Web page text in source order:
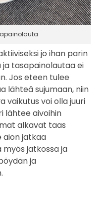
jo ihan parin
ja tasapainolautaa ei
Jos eteen tulee
lähteä sujumaan, niin
vaikutus voi olla juuri
lähtee aivoihin
alkavat taas
aion jatkaa
jatkossa ja
ja